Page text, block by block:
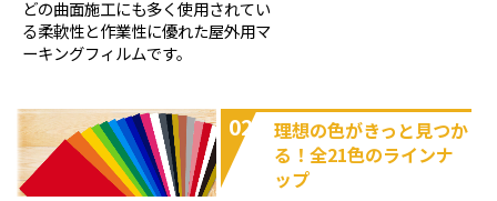
どの曲面施工にも多く使用されてい
る柔軟性と作業性に優れた屋外用マ
ーキングフィルムです。
02
理想の色がきっと見つか
る！全21色のラインナ
ップ